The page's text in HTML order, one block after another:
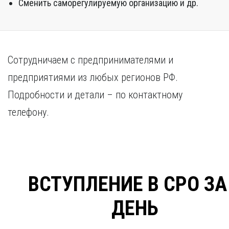
Сменить саморегулируемую организацию и др.
Сотрудничаем с предпринимателями и
предприятиями из любых регионов РФ.
Подробности и детали – по контактному
телефону.
ВСТУПЛЕНИЕ В СРО
ДЕНЬ